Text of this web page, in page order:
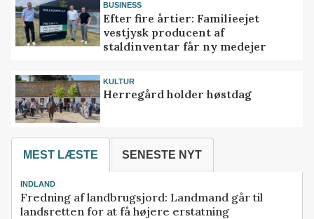
BUSINESS
Efter fire årtier: Familieejet
vestjysk producent af
staldinventar får ny medejer
KULTUR
Herregård holder høstdag
MEST LÆSTE SENESTE NYT
INDLAND
Fredning af landbrugsjord: Landmand går til
landsretten for at få højere erstatning